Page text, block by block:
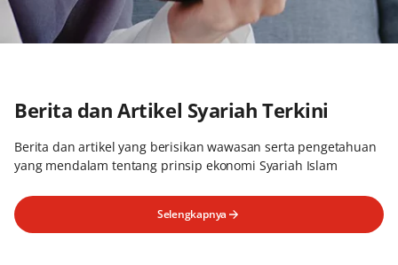
Berita dan Artikel Syariah Terkini
Berita dan artikel yang berisikan wawasan serta pengetahuan
yang mendalam tentang prinsip ekonomi Syariah Islam
Selengkapnya